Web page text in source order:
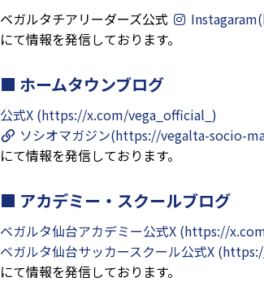
ベガルタチアリーダーズ公式
にて情報を発信しております。
ホームタウンブログ
公式X (https://x.com/vega_official_)
ソシオマガジン(https://vegalta-socio-
にて情報を発信しております。
アカデミー・スクールブログ
ベガルタ仙台アカデミー公式X (https://
ベガルタ仙台サッカースクール公式X
にて情報を発信しております。